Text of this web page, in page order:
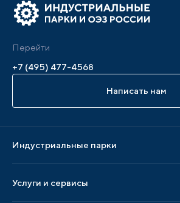
Перейти
+7 (495) 477-4568
Написать нам
Индустриальные парки
Парки по регионам
Услуги и сервисы